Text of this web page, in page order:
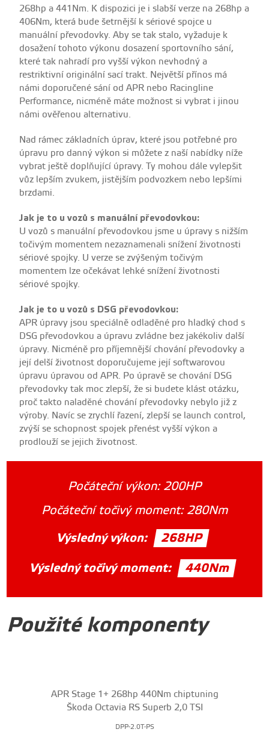
268hp a 441Nm. K dispozici je i slabší verze na 268hp a
406Nm, která bude šetrnější k sériové spojce u
manuální převodovky. Aby se tak stalo, vyžaduje k
dosažení tohoto výkonu dosazení sportovního sání,
které tak nahradí pro vyšší výkon nevhodný a
restriktivní originální sací trakt. Největší přínos má
námi doporučené sání od APR nebo Racingline
Performance, nicméně máte možnost si vybrat i jinou
námi ověřenou alternativu.
Nad rámec základních úprav, které jsou potřebné pro
úpravu pro danný výkon si můžete z naší nabídky níže
vybrat ještě doplňující úpravy. Ty mohou dále vylepšit
vůz lepším zvukem, jistějším podvozkem nebo lepšími
brzdami.
Jak je to u vozů s manuální převodovkou:
U vozů s manuální převodovkou jsme u úpravy s nižším
točivým momentem nezaznamenali snížení životnosti
sériové spojky. U verze se zvýšeným točivým
momentem lze očekávat lehké snížení životnosti
sériové spojky.
Jak je to u vozů s DSG převodovkou:
APR úpravy jsou speciálně odladěné pro hladký chod s
DSG převodovkou a úpravu zvládne bez jakékoliv další
úpravy. Nicméně pro příjemnější chování převodovky a
její delší životnost doporučujeme její softwarovou
úpravu úpravou od APR. Po úpravě se chování DSG
převodovky tak moc zlepší, že si budete klást otázku,
proč takto naladěné chování převodovky nebylo již z
výroby. Navíc se zrychlí řazení, zlepší se launch control,
zvýší se schopnost spojek přenést vyšší výkon a
prodlouží se jejich životnost.
Počáteční výkon: 200HP
Počáteční točivý moment: 280Nm
Výsledný výkon: 268HP
Výsledný točivý moment: 440Nm
Použité komponenty
APR Stage 1+ 268hp 440Nm chiptuning
Škoda Octavia RS Superb 2,0 TSI
DPP-2.0T-PS